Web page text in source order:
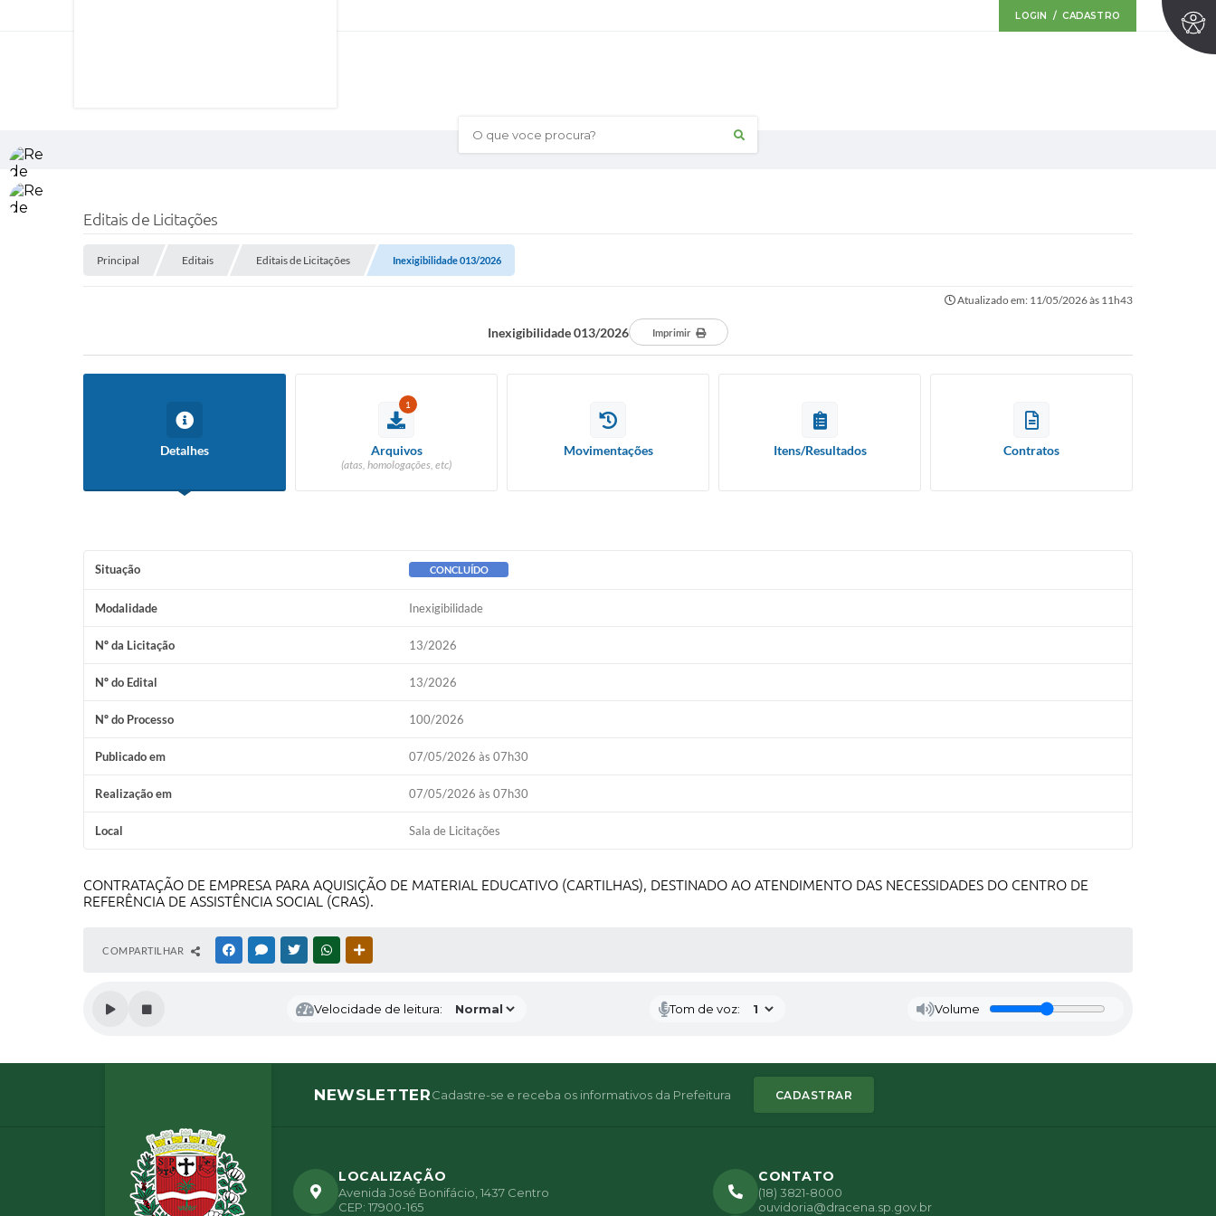
LOGIN / CADASTRO
O que voce procura?
Editais de Licitações
Principal Editais Editais de Licitações Inexigibilidade 013/2026
Atualizado em: 11/05/2026 às 11h43
Inexigibilidade 013/2026 Imprimir
Detalhes
1
Arquivos
(atas, homologações, etc)
Movimentações Itens/Resultados Contratos
Situação CONCLUÍDO
Modalidade Inexigibilidade
Nº da Licitação 13/2026
Nº do Edital 13/2026
Nº do Processo 100/2026
Publicado em 07/05/2026 às 07h30
Realização em 07/05/2026 às 07h30
Local Sala de Licitações
CONTRATAÇÃO DE EMPRESA PARA AQUISIÇÃO DE MATERIAL EDUCATIVO (CARTILHAS), DESTINADO AO ATENDIMENTO DAS NECESSIDADES DO CENTRO DE
REFERÊNCIA DE ASSISTÊNCIA SOCIAL (CRAS).
COMPARTILHAR FACEBOOKMESSENGER
TWITTERWHATSAPP
Velocidade de leitura: Tom de voz: Volume
NEWSLETTERCadastre-se e receba os informativos da Prefeitura CADASTRAR
LOCALIZAÇÃO
Avenida José Bonifácio, 1437 Centro
CEP: 17900-165
CONTATO
(18) 3821-8000
ouvidoria@dracena.sp.gov.br